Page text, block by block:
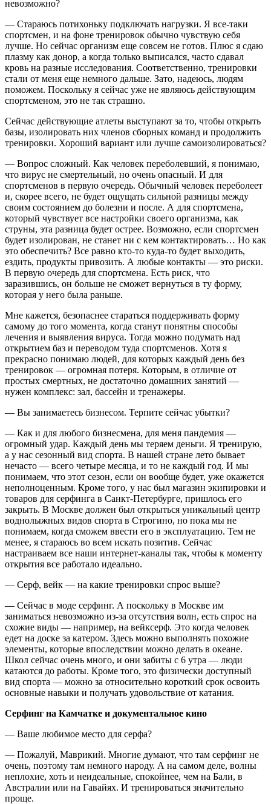
невозможно?
— Стараюсь потихоньку подключать нагрузки. Я все-таки
спортсмен, и на фоне тренировок обычно чувствую себя
лучше. Но сейчас организм еще совсем не готов. Плюс я сдаю
плазму как донор, а когда только выписался, часто сдавал
кровь на разные исследования. Соответственно, тренировки
стали от меня еще немного дальше. Зато, надеюсь, людям
поможем. Поскольку я сейчас уже не являюсь действующим
спортсменом, это не так страшно.
Сейчас действующие атлеты выступают за то, чтобы открыть
базы, изолировать них членов сборных команд и продолжить
тренировки. Хороший вариант или лучше самоизолироваться?
— Вопрос сложный. Как человек переболевший, я понимаю,
что вирус не смертельный, но очень опасный. И для
спортсменов в первую очередь. Обычный человек переболеет
и, скорее всего, не будет ощущать сильной разницы между
своим состоянием до болезни и после. А для спортсмена,
который чувствует все настройки своего организма, как
струны, эта разница будет острее. Возможно, если спортсмен
будет изолирован, не станет ни с кем контактировать… Но как
это обеспечить? Все равно кто-то куда-то будет выходить,
ездить, продукты привозить. А любые контакты — это риски.
В первую очередь для спортсмена. Есть риск, что
заразившись, он больше не сможет вернуться в ту форму,
которая у него была раньше.
Мне кажется, безопаснее стараться поддерживать форму
самому до того момента, когда станут понятны способы
лечения и выявления вируса. Тогда можно подумать над
открытием баз и переводом туда спортсменов. Хотя я
прекрасно понимаю людей, для которых каждый день без
тренировок — огромная потеря. Которым, в отличие от
простых смертных, не достаточно домашних занятий —
нужен комплекс: зал, бассейн и тренажеры.
— Вы занимаетесь бизнесом. Терпите сейчас убытки?
— Как и для любого бизнесмена, для меня пандемия —
огромный удар. Каждый день мы теряем деньги. Я тренирую,
а у нас сезонный вид спорта. В нашей стране лето бывает
нечасто — всего четыре месяца, и то не каждый год. И мы
понимаем, что этот сезон, если он вообще будет, уже окажется
неполноценным. Кроме того, у нас был магазин экипировки и
товаров для серфинга в Санкт-Петербурге, пришлось его
закрыть. В Москве должен был открыться уникальный центр
воднолыжных видов спорта в Строгино, но пока мы не
понимаем, когда сможем ввести его в эксплуатацию. Тем не
менее, я стараюсь во всем искать позитив. Сейчас
настраиваем все наши интернет-каналы так, чтобы к моменту
открытия все работало идеально.
— Серф, вейк — на какие тренировки спрос выше?
— Сейчас в моде серфинг. А поскольку в Москве им
заниматься невозможно из-за отсутствия волн, есть спрос на
схожие виды — например, на вейксерф. Это когда человек
едет на доске за катером. Здесь можно выполнять похожие
элементы, которые впоследствии можно делать в океане.
Школ сейчас очень много, и они забиты с 6 утра — люди
катаются до работы. Кроме того, это физически доступный
вид спорта — можно за относительно короткий срок освоить
основные навыки и получать удовольствие от катания.
Серфинг на Камчатке и документальное кино
— Ваше любимое место для серфа?
— Пожалуй, Маврикий. Многие думают, что там серфинг не
очень, поэтому там немного народу. А на самом деле, волны
неплохие, хоть и неидеальные, спокойнее, чем на Бали, в
Австралии или на Гавайях. И тренироваться значительно
проще.